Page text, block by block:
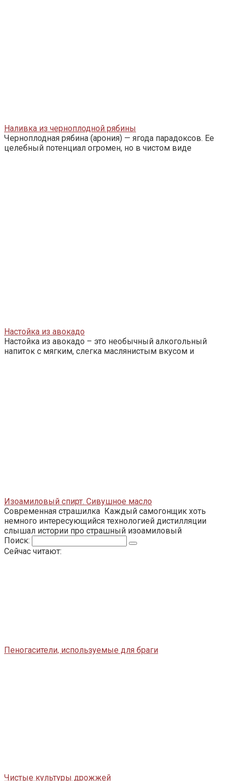
Наливка из черноплодной рябины
Черноплодная рябина (арония) — ягода парадоксов. Ее
целебный потенциал огромен, но в чистом виде
Настойка из авокадо
Настойка из авокадо – это необычный алкогольный
напиток с мягким, слегка маслянистым вкусом и
Изоамиловый спирт. Сивушное масло
Современная страшилка Каждый самогонщик хоть
немного интересующийся технологией дистилляции
слышал истории про страшный изоамиловый
Поиск:
Сейчас читают:
Пеногасители, используемые для браги
Чистые культуры дрожжей